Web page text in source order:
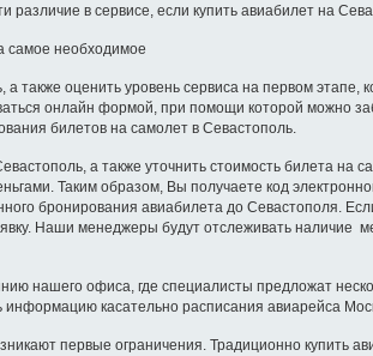
в сервисе, если купить авиабилет на
самое необходимое
оценить уровень сервиса на первом этапе,
онлайн формой, при помощи которой можно
билетов на самолет в Севастополь.
а также уточнить стоимость билета на
Таким образом, Вы получаете код
бронирования авиабилета до Севастополя.
Наши менеджеры будут отслеживать наличие
нашего офиса, где специалисты предложат
информацию касательно расписания авиарейса
первые ограничения. Традиционно купить